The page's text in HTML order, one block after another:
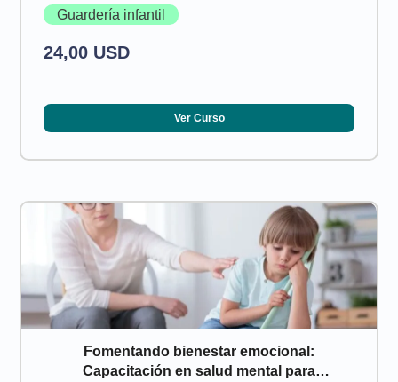
desarrollo infantil
Guardería infantil
24,00 USD
Ver Curso
Fomentando bienestar emocional:
Capacitación en salud mental para